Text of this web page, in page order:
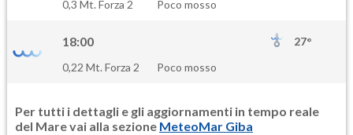
0,3 Mt. Forza 2
Poco mosso
18:00
27°
0,22 Mt. Forza 2
Poco mosso
Per tutti i dettagli e gli aggiornamenti in tempo reale
del Mare vai alla sezione MeteoMar Giba